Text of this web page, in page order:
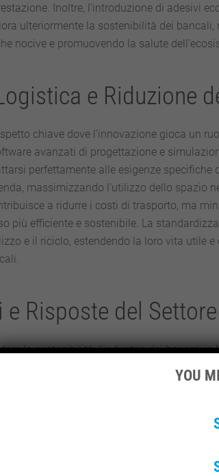
Inoltre, l’introduzione di adesivi
ulteriormente la sostenibilità dei bancali,
nocive e promuovendo la salute
e Riduzione
chiave dove l’innovazione gioca un
avanzati di progettazione e
perfettamente alle esigenze specifiche
massimizzando l’utilizzo dello spazio
a ridurre i costi di trasporto, ma
più efficiente e sostenibile. La
e il riciclo, estendendo la loro vita utile e
Risposte del Settore
la sostenibilità, l’industria dei bancali in
questione della deforestazione e l’uso di
centrali. In risposta, il settore sta
trattamento termico, che offre un metodo
nocive. Questi passi avanti
con l’obiettivo di mitigare
sicurezza dei bancali.
YOU